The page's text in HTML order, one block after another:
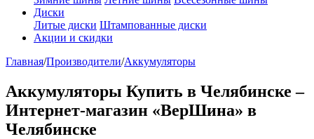
Диски
Литые диски Штампованные диски
Акции и скидки
Главная/Производители/Аккумуляторы
Аккумуляторы Купить в Челябинске –
Интернет-магазин «ВерШина» в
Челябинске